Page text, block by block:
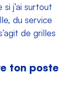
j’ai surtout
du service
de grilles
ton poste